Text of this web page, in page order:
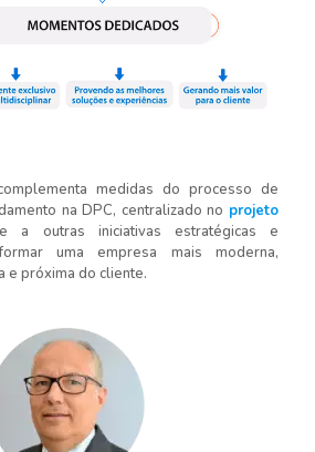
medidas do processo de
na DPC, centralizado no projeto
a outras iniciativas estratégicas e
uma empresa mais moderna,
e próxima do cliente.